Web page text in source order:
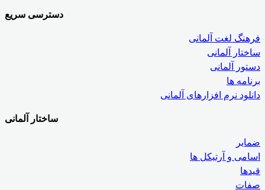
دسترسی سریع
فرهنگ لغت آلمانی
ساختار آلمانی
دستور آلمانی
برنامه ها
دانلود نرم افزارهای آلمانی
ساختار آلمانی
ضمایر
اسامی و آرتیکل ها
قیدها
صفات